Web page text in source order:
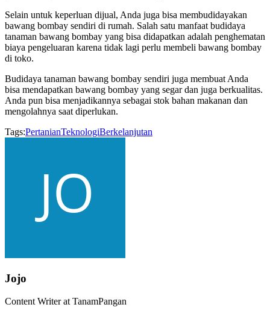
Selain untuk keperluan dijual, Anda juga bisa membudidayakan
bawang bombay sendiri di rumah. Salah satu manfaat budidaya
tanaman bawang bombay yang bisa didapatkan adalah penghematan
biaya pengeluaran karena tidak lagi perlu membeli bawang bombay
di toko.
Budidaya tanaman bawang bombay sendiri juga membuat Anda
bisa mendapatkan bawang bombay yang segar dan juga berkualitas.
Anda pun bisa menjadikannya sebagai stok bahan makanan dan
mengolahnya saat diperlukan.
Tags:PertanianTeknologiBerkelanjutan
Jojo
Content Writer at TanamPangan